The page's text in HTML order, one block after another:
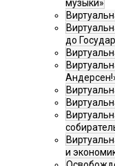
музыки»
до
и